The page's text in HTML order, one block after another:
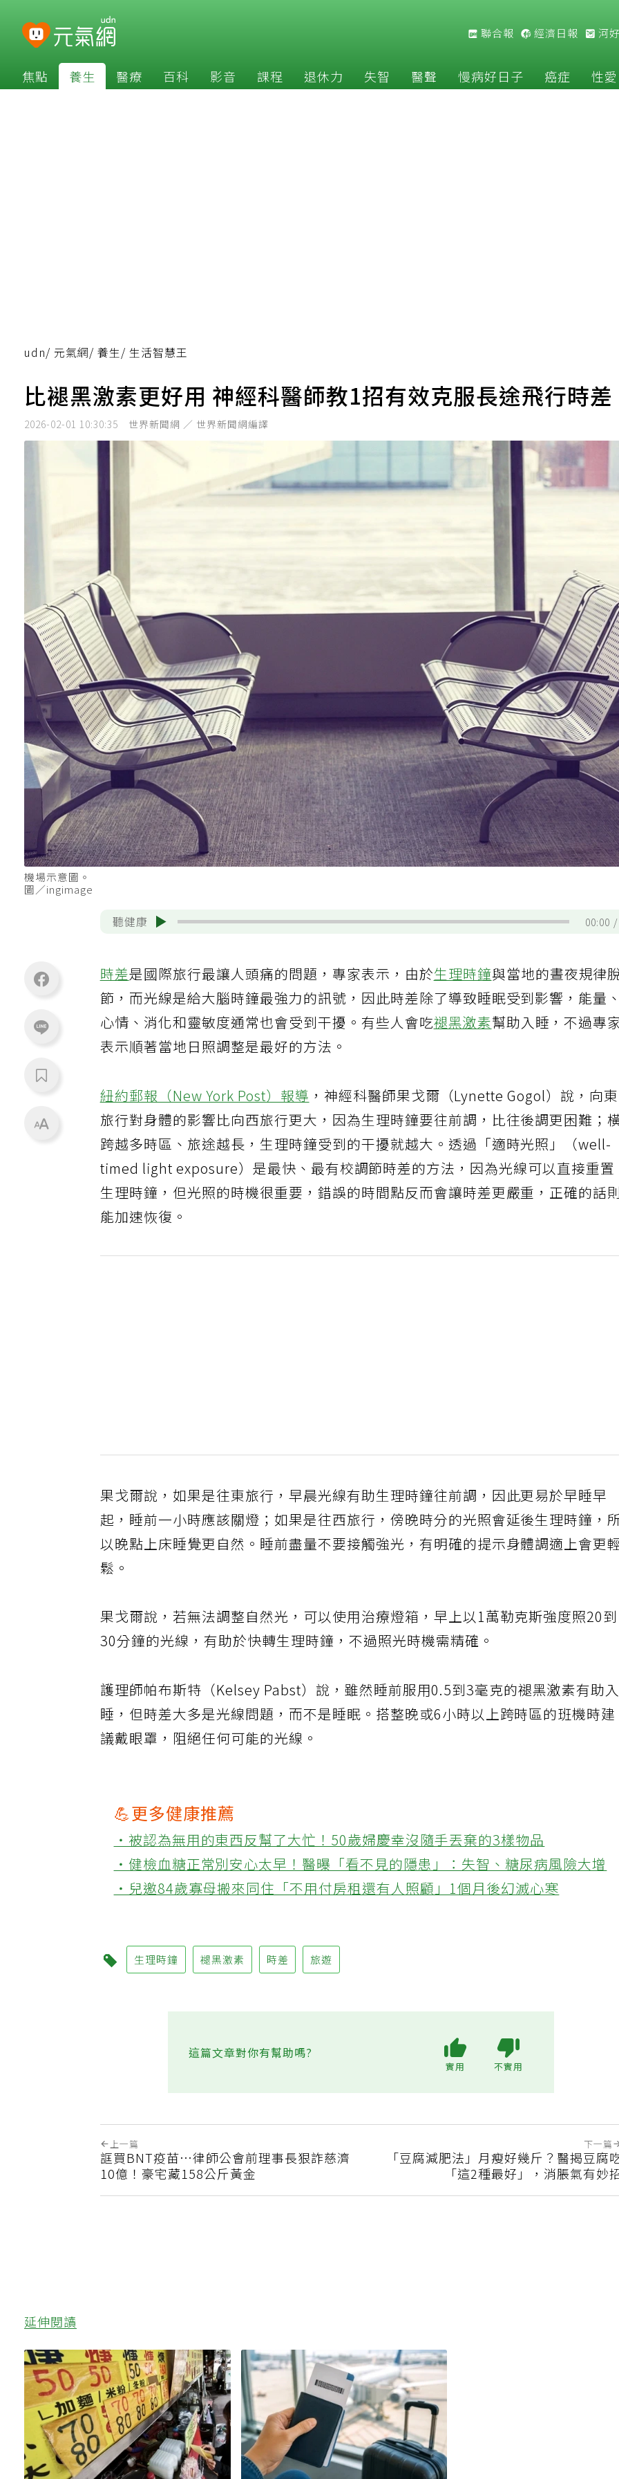
聯合報 經濟日報 河
焦點 養生 醫療 百科 影音 課程 退休力 失智 醫聲 慢病好日子 癌症 性愛
udn/ 元氣網/ 養生/ 生活智慧王
比褪黑激素更好用 神經科醫師教1招有效克服長途飛行時差
2026-02-01 10:30:35 世界新聞網 ／ 世界新聞網編譯
機場示意圖。
圖／ingimage
聽健康 00:00
時差是國際旅行最讓人頭痛的問題，專家表示，由於生理時鐘與當地的晝夜規律
節，而光線是給大腦時鐘最強力的訊號，因此時差除了導致睡眠受到影響，能量、
心情、消化和靈敏度通常也會受到干擾。有些人會吃褪黑激素幫助入睡，不過專
表示順著當地日照調整是最好的方法。
紐約郵報（New York Post）報導 ，神經科醫師果戈爾（Lynette Gogol）說，向東
旅行對身體的影響比向西旅行更大，因為生理時鐘要往前調，比往後調更困難；
跨越多時區、旅途越長，生理時鐘受到的干擾就越大。透過「適時光照」（well-
timed light exposure）是最快、最有校調節時差的方法，因為光線可以直接重置
生理時鐘，但光照的時機很重要，錯誤的時間點反而會讓時差更嚴重，正確的話則
能加速恢復。
果戈爾說，如果是往東旅行，早晨光線有助生理時鐘往前調，因此更易於早睡早
起，睡前一小時應該關燈；如果是往西旅行，傍晚時分的光照會延後生理時鐘，所
以晚點上床睡覺更自然。睡前盡量不要接觸強光，有明確的提示身體調適上會更
鬆。
果戈爾說，若無法調整自然光，可以使用治療燈箱，早上以1萬勒克斯強度照20到
30分鐘的光線，有助於快轉生理時鐘，不過照光時機需精確。
護理師帕布斯特（Kelsey Pabst）說，雖然睡前服用0.5到3毫克的褪黑激素有助入
睡，但時差大多是光線問題，而不是睡眠。搭整晚或6小時以上跨時區的班機時建
議戴眼罩，阻絕任何可能的光線。
💪更多健康推薦
‧被認為無用的東西反幫了大忙！50歲婦慶幸沒隨手丟棄的3樣物品
‧健檢血糖正常別安心太早！醫曝「看不見的隱患」：失智、糖尿病風險大增
‧兒邀84歲寡母搬來同住「不用付房租還有人照顧」1個月後幻滅心寒
生理時鐘 褪黑激素 時差 旅遊
這篇文章對你有幫助嗎?
上一篇
誆買BNT疫苗…律師公會前理事長狠詐慈濟
10億！豪宅藏158公斤黃金
下一篇
「豆腐減肥法」月瘦好幾斤？醫揭豆腐
「這2種最好」，消脹氣有妙
延伸閱讀